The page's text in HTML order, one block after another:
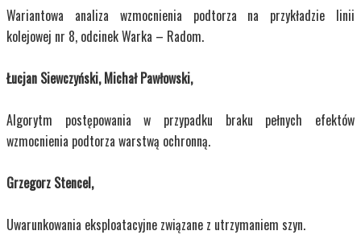
Wariantowa analiza wzmocnienia podtorza na przykładzie linii
kolejowej nr 8, odcinek Warka – Radom.
Łucjan Siewczyński, Michał Pawłowski,
Algorytm postępowania w przypadku braku pełnych efektów
wzmocnienia podtorza warstwą ochronną.
Grzegorz Stencel,
Uwarunkowania eksploatacyjne związane z utrzymaniem szyn.